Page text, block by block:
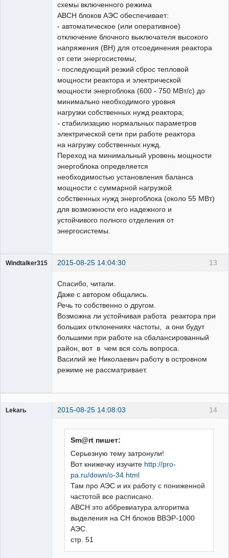
схемы включенного режима
АВСН блоков АЭС обеспечивает:
- автоматическое (или оперативное)
отключение блочного выключателя высокого
напряжения (ВН) для отсоединения реактора
от сети энергосистемы;
- последующий резкий сброс тепловой
мощности реактора и электрической
мощности энергоблока (600 - 750 МВт/с) до
минимально необходимого уровня
нагрузки собственных нужд реактора;
- стабилизацию нормальных параметров
электрической сети при работе реактора
на нагрузку собственных нужд.
Переход на минимальный уровень мощности
энергоблока определяется
необходимостью установления баланса
мощности с суммарной нагрузкой
собственных нужд энергоблока (около 55 МВт)
для возможности его надежного и
устойчивого полного отделения от
энергосистемы.
13
Windtalker315 2015-08-25 14:04:30
Спасибо, читали.
Даже с автором общались.
Речь то собственно о другом.
Возможна ли устойчивая работа реактора при
больших отклонениях частоты, а они будут
большими при работе на сбалансированный
район, вот в чем вся соль вопроса.
Василий же Николаевич работу в островном
режиме не рассматривает.
14
Lekarь 2015-08-25 14:08:03
Sm@rt пишет:
Серьезную тему затронули!
Вот книжечку изучите http://pro-
pa.ru/down/o-34.html
Там про АЭС и их работу с пониженной
частотой все расписано.
АВСН это аббревиатура алгоритма
выделения на СН блоков ВВЭР-1000
АЭС.
стр. 51